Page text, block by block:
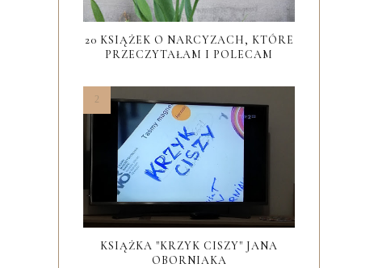
20 KSIĄŻEK O NARCYZACH, KTÓRE
PRZECZYTAŁAM I POLECAM
KSIĄŻKA "KRZYK CISZY" JANA
OBORNIAKA